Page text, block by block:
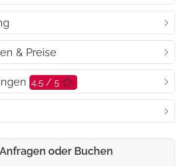
& Preise
4.5 / 5
Anfragen oder Buchen